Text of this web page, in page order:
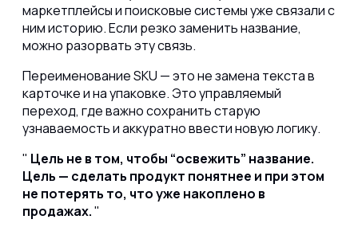
маркетплейсы и поисковые системы уже связали с
ним историю. Если резко заменить название,
можно разорвать эту связь.
Переименование SKU — это не замена текста в
карточке и на упаковке. Это управляемый
переход, где важно сохранить старую
узнаваемость и аккуратно ввести новую логику.
Цель не в том, чтобы “освежить” название.
Цель — сделать продукт понятнее и при этом
не потерять то, что уже накоплено в
продажах.